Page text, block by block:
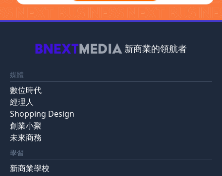
新商業的領航者
媒體
數位時代
經理人
Shopping Design
創業小聚
未來商務
學習
新商業學校